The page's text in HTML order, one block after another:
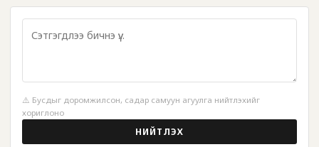
⚠️ Бусдыг доромжилсон, садар самуун агуулга нийтлэхийг
хориглоно
НИЙТЛЭХ